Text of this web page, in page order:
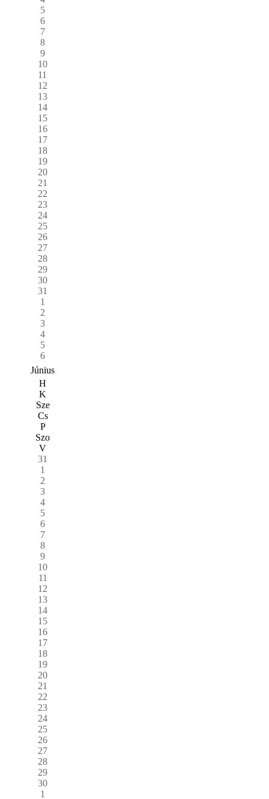
5
6
7
8
9
10
11
12
13
14
15
16
17
18
19
20
21
22
23
24
25
26
27
28
29
30
31
1
2
3
4
5
6
Június
H
K
Sze
Cs
P
Szo
V
31
1
2
3
4
5
6
7
8
9
10
11
12
13
14
15
16
17
18
19
20
21
22
23
24
25
26
27
28
29
30
1